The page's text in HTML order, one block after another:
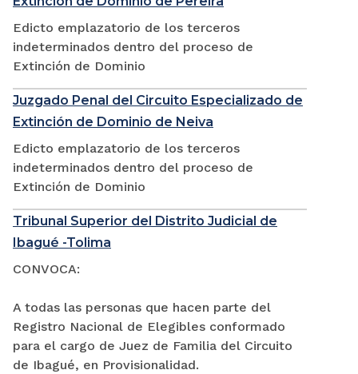
Edicto emplazatorio de los terceros
indeterminados dentro del proceso de
Extinción de Dominio
Juzgado Penal del Circuito Especializado de
Extinción de Dominio de Neiva
Edicto emplazatorio de los terceros
indeterminados dentro del proceso de
Extinción de Dominio
Tribunal Superior del Distrito Judicial de
Ibagué -Tolima
CONVOCA:
A todas las personas que hacen parte del
Registro Nacional de Elegibles conformado
para el cargo de Juez de Familia del Circuito
de Ibagué, en Provisionalidad.